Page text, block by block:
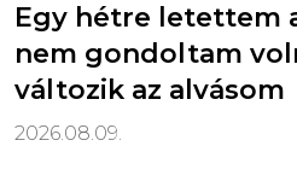
Egy hétre letettem
nem gondoltam
változik az alvásom
2026.08.09.